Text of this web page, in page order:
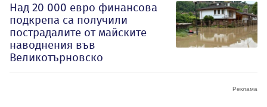
Над 20 000 евро финансова
подкрепа са получили
пострадалите от майските
наводнения във
Великотърновско